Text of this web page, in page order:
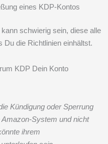
eines KDP-Kontos
schwierig sein, diese alle
Du die Richtlinien einhältst.
KDP Dein Konto
Kündigung oder Sperrung
System und nicht
ihrem